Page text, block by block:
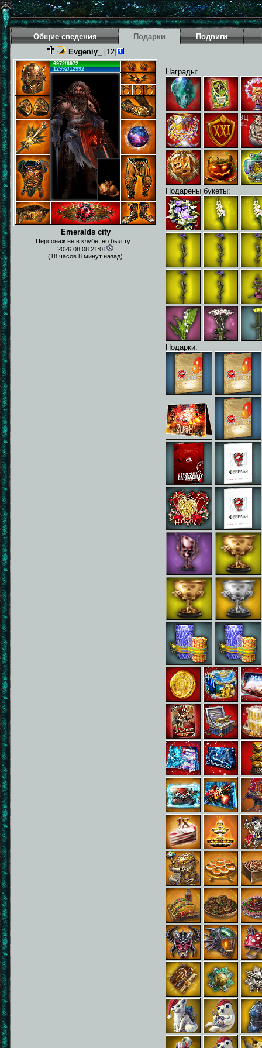
Общие сведения Подарки Подвиги
Evgeniy_
[12]
6972/6972
12992/12992
Emeralds city
Персонаж не в клубе, но был тут:
2026.08.08 21:01
(18 часов 8 минут назад)
Награды:
Подарены букеты:
Подарки: